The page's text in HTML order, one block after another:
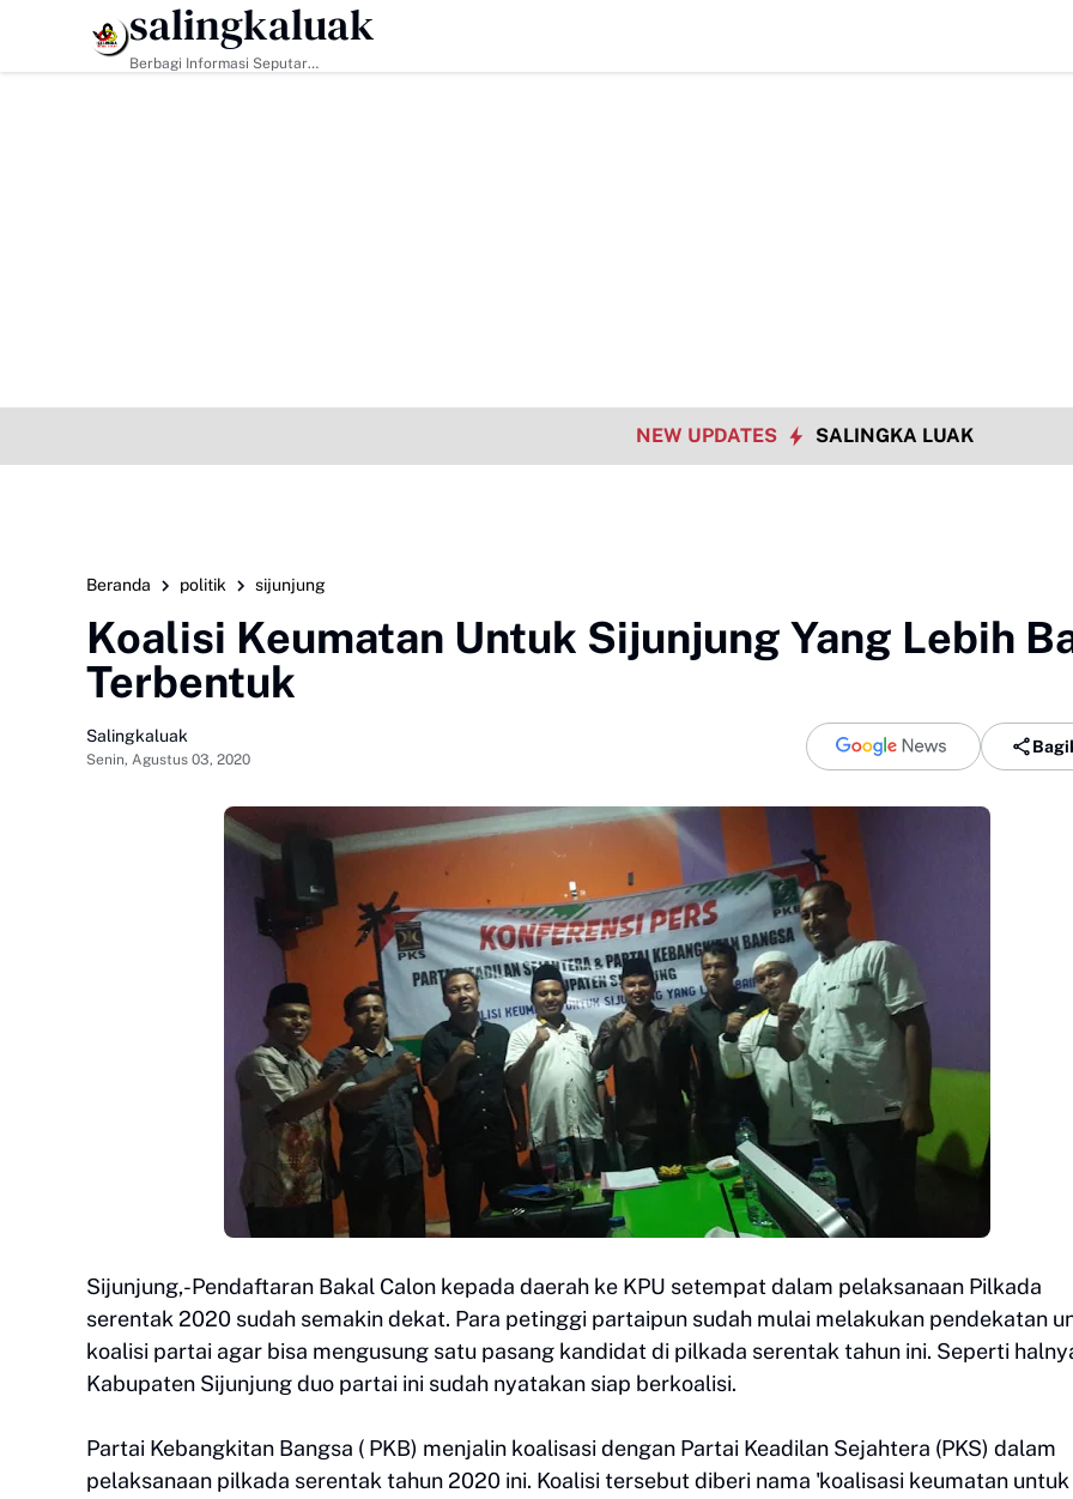
HEADLINE
salingkaluak
Berbagi Informasi Seputar
NEW UPDATES SALINGKA LUAK
Beranda politik sijunjung
Koalisi Keumatan Untuk Sijunjung Yang Lebih
Terbentuk
Salingkaluak
Senin, Agustus 03, 2020
Sijunjung,-Pendaftaran Bakal Calon kepada daerah ke KPU setempat dalam pelaksanaan Pilkada
serentak 2020 sudah semakin dekat. Para petinggi partaipun sudah mulai melakukan pendekatan
koalisi partai agar bisa mengusung satu pasang kandidat di pilkada serentak tahun ini. Seperti
Kabupaten Sijunjung duo partai ini sudah nyatakan siap berkoalisi.
Partai Kebangkitan Bangsa ( PKB) menjalin koalisasi dengan Partai Keadilan Sejahtera (PKS) dalam
pelaksanaan pilkada serentak tahun 2020 ini. Koalisi tersebut diberi nama 'koalisasi keumatan untuk